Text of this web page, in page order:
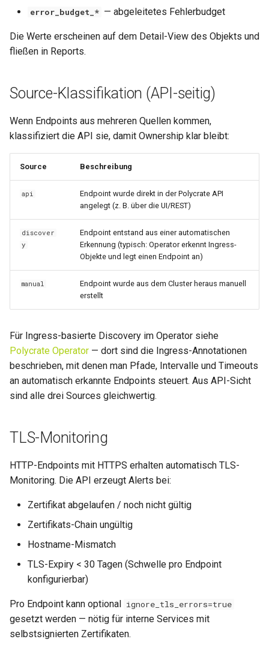
error_budget_* — abgeleitetes Fehlerbudget
Die Werte erscheinen auf dem Detail-View des Objekts und
fließen in Reports.
Source-Klassifikation (API-seitig)
Wenn Endpoints aus mehreren Quellen kommen,
klassifiziert die API sie, damit Ownership klar bleibt:
Source Beschreibung
api
Endpoint wurde direkt in der Polycrate API
angelegt (z. B. über die UI/REST)
discover
y
Endpoint entstand aus einer automatischen
Erkennung (typisch: Operator erkennt Ingress-
Objekte und legt einen Endpoint an)
manual
Endpoint wurde aus dem Cluster heraus manuell
erstellt
Für Ingress-basierte Discovery im Operator siehe
Polycrate Operator — dort sind die Ingress-Annotationen
beschrieben, mit denen man Pfade, Intervalle und Timeouts
an automatisch erkannte Endpoints steuert. Aus API-Sicht
sind alle drei Sources gleichwertig.
TLS-Monitoring
HTTP-Endpoints mit HTTPS erhalten automatisch TLS-
Monitoring. Die API erzeugt Alerts bei:
Zertifikat abgelaufen / noch nicht gültig
Zertifikats-Chain ungültig
Hostname-Mismatch
TLS-Expiry < 30 Tagen (Schwelle pro Endpoint
konfigurierbar)
Pro Endpoint kann optional ignore_tls_errors=true
gesetzt werden — nötig für interne Services mit
selbstsignierten Zertifikaten.